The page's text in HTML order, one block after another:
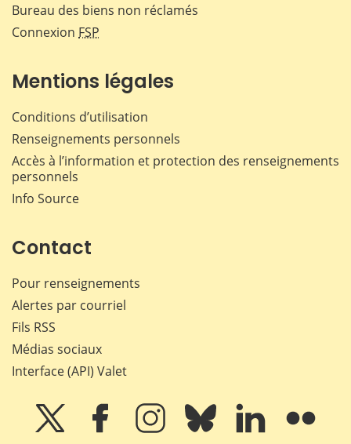
Bureau des biens non réclamés
Connexion FSP
Mentions légales
Conditions d’utilisation
Renseignements personnels
Accès à l’information et protection des renseignements
personnels
Info Source
Contact
Pour renseignements
Alertes par courriel
Fils RSS
Médias sociaux
Interface (API) Valet